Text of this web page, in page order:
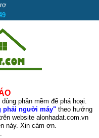
phần mềm để phá hoại.
phải người máy"theo hướng
website alonhadat.com.vn
này. Xin cám ơn.